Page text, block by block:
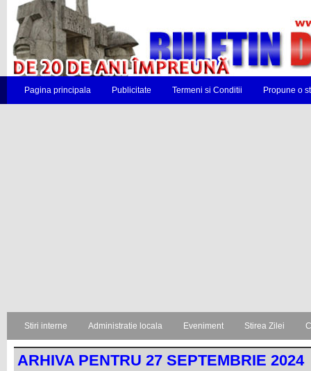
Pagina principala Publicitate Termeni si Conditii Propune o
Stiri interne Administratie locala Eveniment Stirea Zilei
ARHIVA PENTRU 27 SEPTEMBRIE 2024